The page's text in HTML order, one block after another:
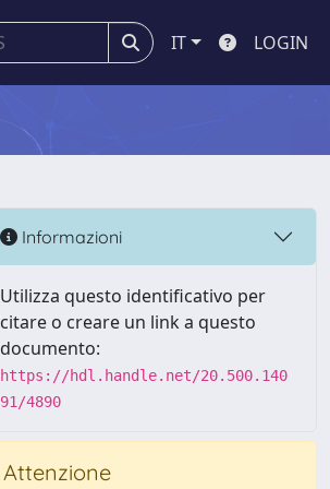
IT LOGIN
Informazioni
Utilizza questo identificativo per
citare o creare un link a questo
documento:
https://hdl.handle.net/20.500.140
91/4890
Attenzione